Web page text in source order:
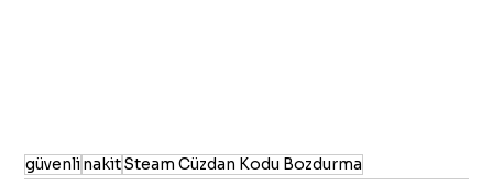
güvenlinakitSteam Cüzdan Kodu Bozdurma